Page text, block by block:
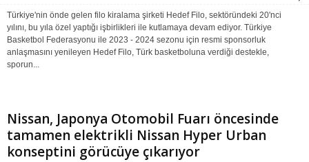
Türkiye'nin önde gelen filo kiralama şirketi Hedef Filo, sektöründeki 20'nci
yılını, bu yıla özel yaptığı işbirlikleri ile kutlamaya devam ediyor. Türkiye
Basketbol Federasyonu ile 2023 - 2024 sezonu için resmi sponsorluk
anlaşmasını yenileyen Hedef Filo, Türk basketboluna verdiği destekle,
sporun...
Nissan, Japonya Otomobil Fuarı öncesinde
tamamen elektrikli Nissan Hyper Urban
konseptini görücüye çıkarıyor